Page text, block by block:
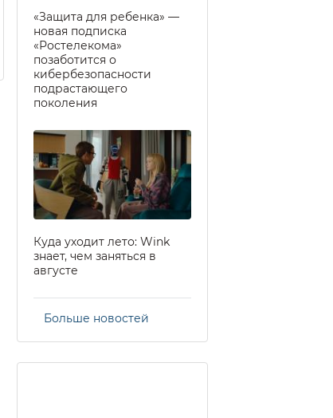
«Защита для ребенка» —
новая подписка
«Ростелекома»
позаботится о
кибербезопасности
подрастающего
поколения
Куда уходит лето: Wink
знает, чем заняться в
августе
Больше новостей